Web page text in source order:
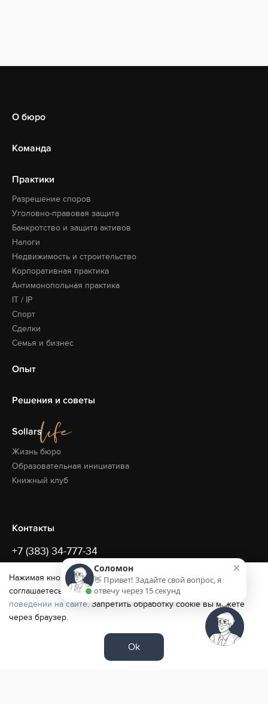
О бюро
Команда
Практики
Разрешение споров
Уголовно-правовая защита
Банкротство и защита активов
Налоги
Недвижимость и строительство
Корпоративная практика
Антимонопольная практика
IT / IP
Спорт
Сделки
Семья и бизнес
Опыт
Решения и советы
Sollars
Жизнь бюро
Образовательная инициатива
Книжный клуб
Контакты
+7 (383) 34-777-34
office@sollars.ru
Новосибирск
Красный проспект, 823 этаж, Зал Советов
Смотреть в
2GIS
Нажимая кнопку «ОК» и продолжая использовать сайт, вы
соглашаетесь сусловиями обработки cookie и данных о
поведении на сайте. Запретить обработку cookie вы можете
через браузер.
Ok
×
Соломон
👋 Привет! Задайте свой вопрос, я
отвечу через 15 секунд